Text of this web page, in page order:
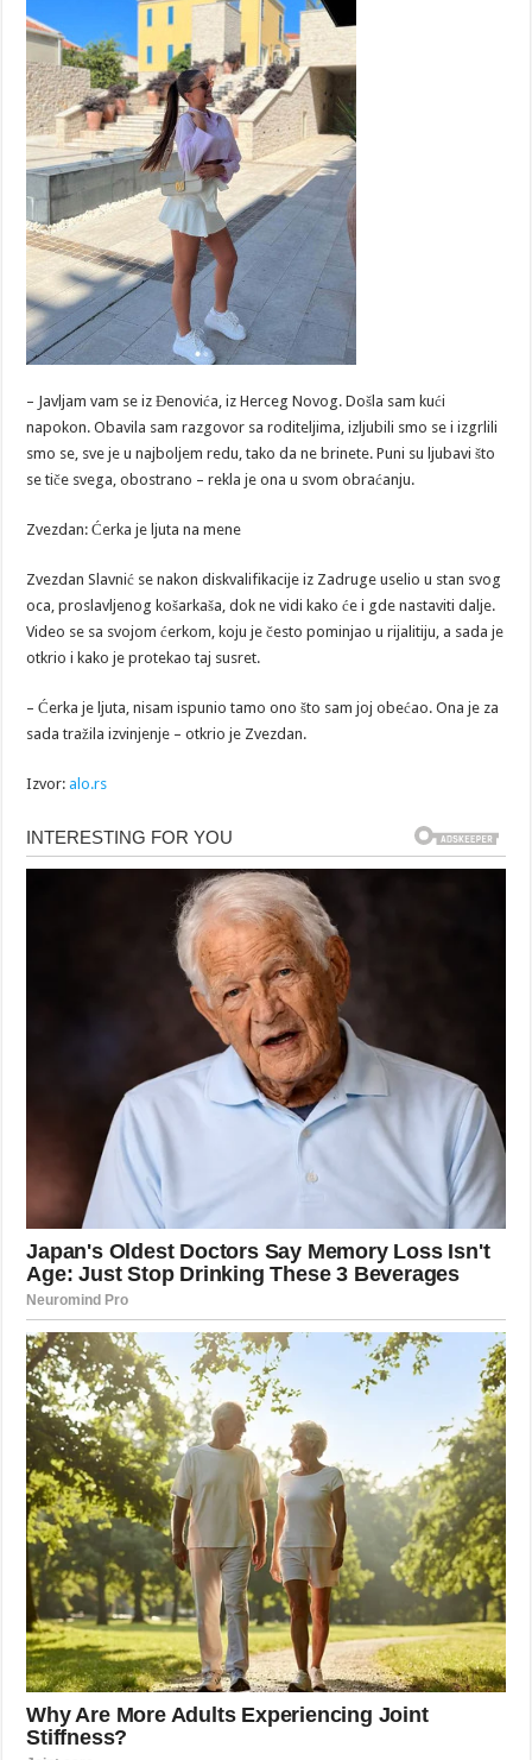
– Javljam vam se iz Đenovića, iz Herceg Novog. Došla sam kući
napokon. Obavila sam razgovor sa roditeljima, izljubili smo se i izgrlili
smo se, sve je u najboljem redu, tako da ne brinete. Puni su ljubavi što
se tiče svega, obostrano – rekla je ona u svom obraćanju.
Zvezdan: Ćerka je ljuta na mene
Zvezdan Slavnić se nakon diskvalifikacije iz Zadruge uselio u stan svog
oca, proslavljenog košarkaša, dok ne vidi kako će i gde nastaviti dalje.
Video se sa svojom ćerkom, koju je često pominjao u rijalitiju, a sada je
otkrio i kako je protekao taj susret.
– Ćerka je ljuta, nisam ispunio tamo ono što sam joj obećao. Ona je za
sada tražila izvinjenje – otkrio je Zvezdan.
Izvor:alo.rs